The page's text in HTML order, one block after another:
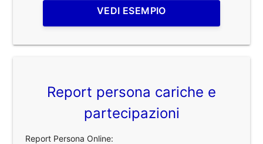
VEDI ESEMPIO
Report persona cariche e
partecipazioni
Report Persona Online: